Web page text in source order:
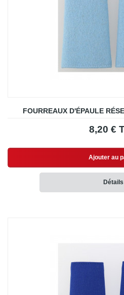
FOURREAUX D'ÉPAULE
8,20 €
Ajouter au
Détails